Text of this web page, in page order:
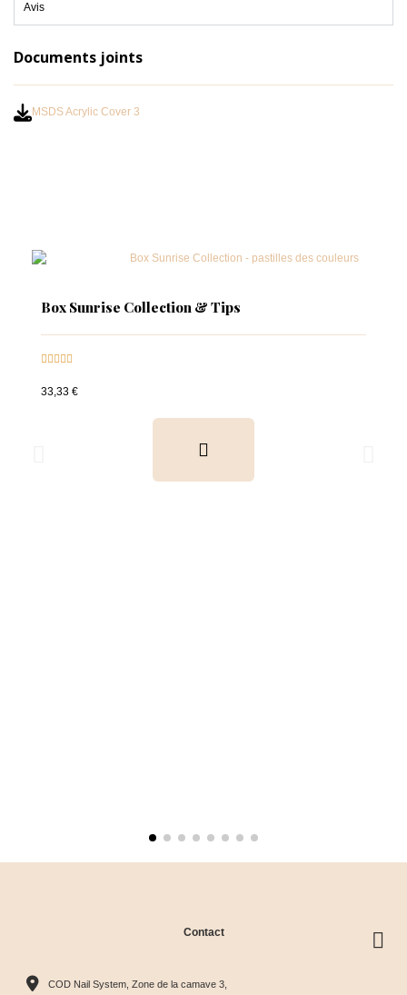
Avis
Documents joints
MSDS Acrylic Cover 3
Box Sunrise Collection & Tips

33,33 €
Contact
COD Nail System, Zone de la camave 3,